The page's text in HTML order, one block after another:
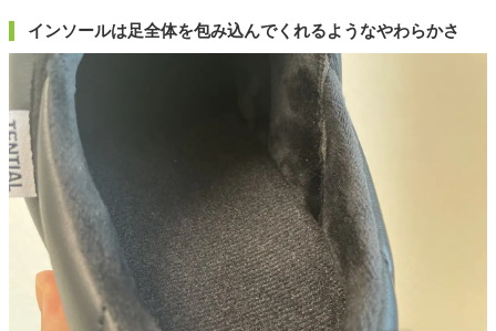
インソールは足全体を包み込んでくれるようなやわらかさ